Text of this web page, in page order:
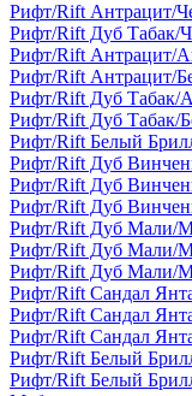
Рифт/Rift Антрацит/
Рифт/Rift Дуб Табак/
Рифт/Rift Антрацит/
Рифт/Rift Антрацит/
Рифт/Rift Дуб Табак/
Рифт/Rift Дуб Табак/
Рифт/Rift Белый
Рифт/Rift Дуб
Рифт/Rift Дуб
Рифт/Rift Дуб
Рифт/Rift Дуб Мали/
Рифт/Rift Дуб Мали/
Рифт/Rift Дуб Мали/
Рифт/Rift Сандал
Рифт/Rift Сандал
Рифт/Rift Сандал
Рифт/Rift Белый
Рифт/Rift Белый